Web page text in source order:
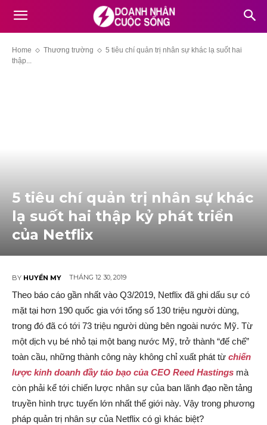
Home Thương trường
5 tiêu chí quản trị nhân sự khác lạ suốt hai
thập...
5 tiêu chí quản trị nhân sự khác
lạ suốt hai thập kỷ phát triển
của Netflix
BY HUYỀN MY THÁNG 12 30, 2019
Theo báo cáo gần nhất vào Q3/2019, Netflix đã ghi dấu sự có
mặt tại hơn 190 quốc gia với tổng số 130 triệu người dùng,
trong đó đã có tới 73 triệu người dùng bên ngoài nước Mỹ. Từ
một dịch vụ bé nhỏ tại một bang nước Mỹ, trở thành “đế chế”
toàn cầu, những thành công này không chỉ xuất phát từ chiến
lược kinh doanh đầy táo bạo của CEO Reed Hastings mà
còn phải kể tới chiến lược nhân sự của ban lãnh đạo nền tảng
truyền hình trực tuyến lớn nhất thế giới này. Vậy trong phương
pháp quản trị nhân sự của Netflix có gì khác biệt?